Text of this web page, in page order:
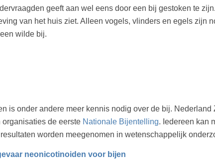
geeft aan wel eens door een bij gestoken te
van het huis ziet. Alleen vogels, vlinders en egels
wilde bij.
is onder andere meer kennis nodig over de bij.
de eerste Nationale Bijentelling. Iedereen kan
worden meegenomen in wetenschappelijk
neonicotinoiden voor bijen